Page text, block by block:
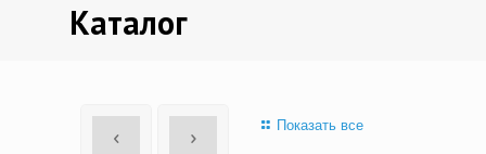
Каталог
Показать все